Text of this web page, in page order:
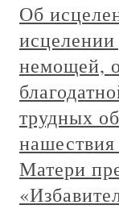
Об
немощей,
трудных
Матери